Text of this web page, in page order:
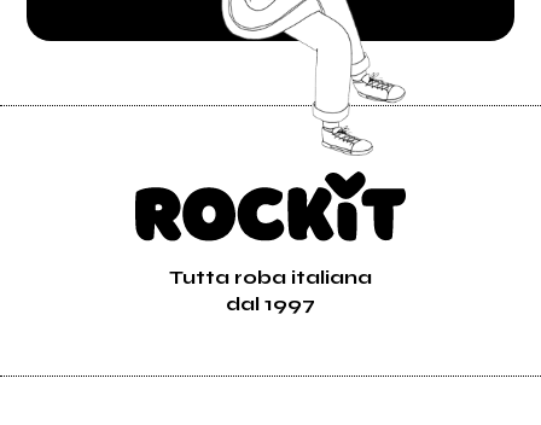
Tutta roba italiana
dal 1997